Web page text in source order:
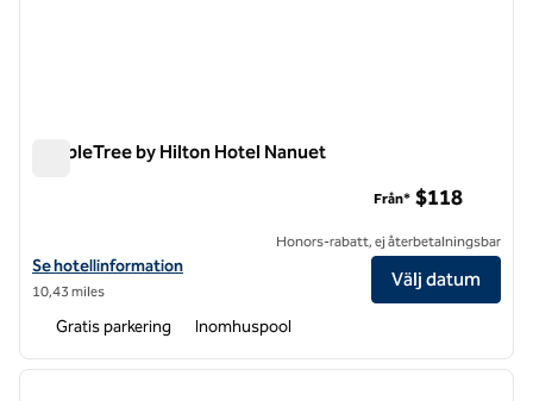
DoubleTree by Hilton Hotel Nanuet
Visa hotelluppgifter för DoubleTree by Hilton Hotel Nanuet
Se hotellinformation
10,43 miles
Från* $118
Honors-rabatt, ej återbetalningsbar
Välj datum
Gratis parkering Inomhuspool
1 av 12
nästa